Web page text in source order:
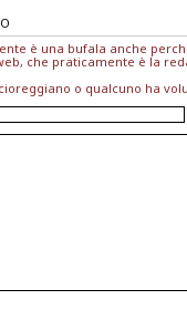
è una bufala anche
che praticamente è la
o qualcuno ha